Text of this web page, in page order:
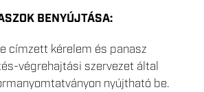
BENYÚJTÁSA:
címzett kérelem és panasz
végrehajtási szervezet által
nyújtható be.